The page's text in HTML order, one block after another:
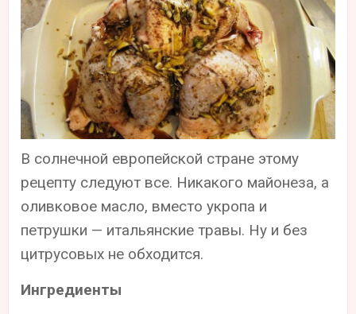
В солнечной европейской стране этому
рецепту следуют все. Никакого майонеза, а
оливковое масло, вместо укропа и
петрушки — итальянские травы. Ну и без
цитрусовых не обходится.
Ингредиенты